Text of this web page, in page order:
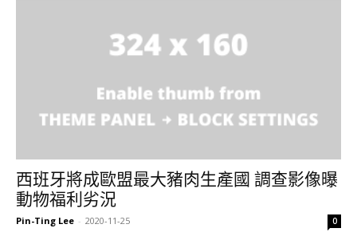
西班牙將成歐盟最大豬肉生產國 調查影像曝
動物福利劣況
Pin-Ting Lee - 2020-11-25 0